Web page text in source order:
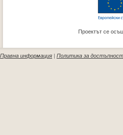
Проектът се
Правна информация | Политика за достъпност